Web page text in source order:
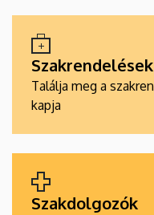
Szakrendelések
Találja meg a
kapja
Szakdolgozók